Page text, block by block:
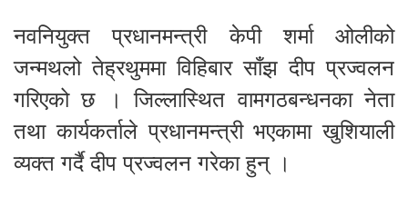
नवनियुक्त प्रधानमन्त्री केपी शर्मा ओलीको
जन्मथलो तेह्रथुममा विहिबार साँझ दीप प्रज्वलन
गरिएको छ । जिल्लास्थित वामगठबन्धनका नेता
तथा कार्यकर्ताले प्रधानमन्त्री भएकामा खुशियाली
व्यक्त गर्दै दीप प्रज्वलन गरेका हुन् ।